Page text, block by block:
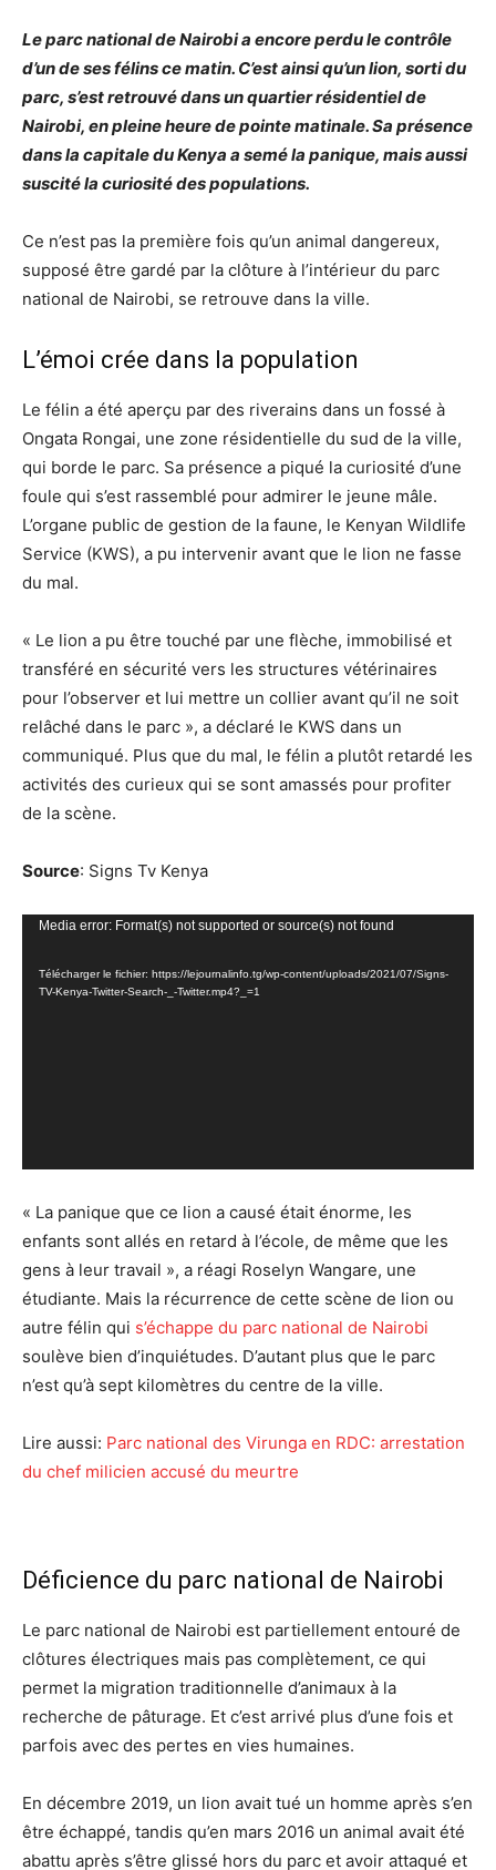
Le parc national de Nairobi a encore perdu le contrôle
d’un de ses félins ce matin. C’est ainsi qu’un lion, sorti du
parc, s’est retrouvé dans un quartier résidentiel de
Nairobi, en pleine heure de pointe matinale. Sa présence
dans la capitale du Kenya a semé la panique, mais aussi
suscité la curiosité des populations.
Ce n’est pas la première fois qu’un animal dangereux,
supposé être gardé par la clôture à l’intérieur du parc
national de Nairobi, se retrouve dans la ville.
L’émoi crée dans la population
Le félin a été aperçu par des riverains dans un fossé à
Ongata Rongai, une zone résidentielle du sud de la ville,
qui borde le parc. Sa présence a piqué la curiosité d’une
foule qui s’est rassemblé pour admirer le jeune mâle.
L’organe public de gestion de la faune, le Kenyan Wildlife
Service (KWS), a pu intervenir avant que le lion ne fasse
du mal.
« Le lion a pu être touché par une flèche, immobilisé et
transféré en sécurité vers les structures vétérinaires
pour l’observer et lui mettre un collier avant qu’il ne soit
relâché dans le parc », a déclaré le KWS dans un
communiqué. Plus que du mal, le félin a plutôt retardé les
activités des curieux qui se sont amassés pour profiter
de la scène.
Source: Signs Tv Kenya
Lecteur
Media error: Format(s) not supported or source(s) not found
Télécharger le fichier: https://lejournalinfo.tg/wp-content/uploads/2021/07/Signs-
TV-Kenya-Twitter-Search-_-Twitter.mp4?_=1
« La panique que ce lion a causé était énorme, les
enfants sont allés en retard à l’école, de même que les
gens à leur travail », a réagi Roselyn Wangare, une
étudiante. Mais la récurrence de cette scène de lion ou
autre félin qui s’échappe du parc national de Nairobi
soulève bien d’inquiétudes. D’autant plus que le parc
n’est qu’à sept kilomètres du centre de la ville.
Lire aussi: Parc national des Virunga en RDC: arrestation
du chef milicien accusé du meurtre
Déficience du parc national de Nairobi
Le parc national de Nairobi est partiellement entouré de
clôtures électriques mais pas complètement, ce qui
permet la migration traditionnelle d’animaux à la
recherche de pâturage. Et c’est arrivé plus d’une fois et
parfois avec des pertes en vies humaines.
En décembre 2019, un lion avait tué un homme après s’en
être échappé, tandis qu’en mars 2016 un animal avait été
abattu après s’être glissé hors du parc et avoir attaqué et